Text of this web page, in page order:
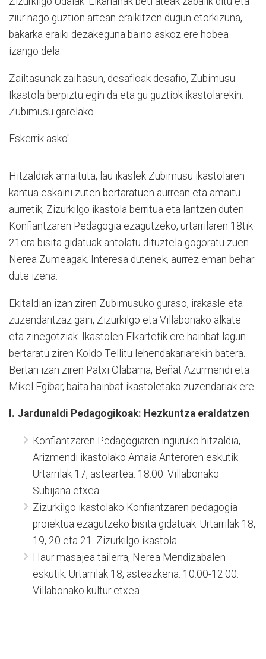
ziur nago guztion artean eraikitzen dugun etorkizuna,
bakarka eraiki dezakeguna baino askoz ere hobea
izango dela.
Zailtasunak zailtasun, desafioak desafio, Zubimusu
Ikastola berpiztu egin da eta gu guztiok ikastolarekin.
Zubimusu garelako.
Eskerrik asko".
Hitzaldiak amaituta, lau ikaslek Zubimusu ikastolaren
kantua eskaini zuten bertaratuen aurrean eta amaitu
aurretik, Zizurkilgo ikastola berritua eta lantzen duten
Konfiantzaren Pedagogia ezagutzeko, urtarrilaren 18tik
21era bisita gidatuak antolatu dituztela gogoratu zuen
Nerea Zumeagak. Interesa dutenek, aurrez eman behar
dute izena.
Ekitaldian izan ziren Zubimusuko guraso, irakasle eta
zuzendaritzaz gain, Zizurkilgo eta Villabonako alkate
eta zinegotziak. Ikastolen Elkartetik ere hainbat lagun
bertaratu ziren Koldo Tellitu lehendakariarekin batera.
Bertan izan ziren Patxi Olabarria, Beñat Azurmendi eta
Mikel Egibar, baita hainbat ikastoletako zuzendariak ere.
I. Jardunaldi Pedagogikoak: Hezkuntza eraldatzen
Konfiantzaren Pedagogiaren inguruko hitzaldia,
Arizmendi ikastolako Amaia Anteroren eskutik.
Urtarrilak 17, asteartea. 18:00. Villabonako
Subijana etxea.
Zizurkilgo ikastolako Konfiantzaren pedagogia
proiektua ezagutzeko bisita gidatuak. Urtarrilak 18,
19, 20 eta 21. Zizurkilgo ikastola.
Haur masajea tailerra, Nerea Mendizabalen
eskutik. Urtarrilak 18, asteazkena. 10:00-12:00.
Villabonako kultur etxea.